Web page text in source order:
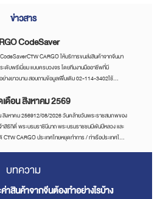
ข่าวสาร
CodeSaver
CARGO ให้บริการขนส่งสินค้าจากจีนมา
ะดับพรีเมี่ยม แบบครบวงจร โดยทีมงานมืออาชีพที่มี
างยาวนาน สอบถามข้อมูลเพิ่มเติม 02-114-3402ใช้
ดือน สิงหาคม 2569
สิงหาคม 256912/08/2026 วันคล้ายวันพระราชสมภพของ
าสิริกิติ์ พระบรมราชินีนาถ พระบรมราชชนนีพันปีหลวง และ
CTW CARGO ประเทศไทยหยุดทำการ / ท่าเรือประเทศไทย
าจากจีนมาไทยที่ CTW CARGOติดตามเราได้ที่
@ct
บทความ
าสินค้าจากจีนต้องทำอย่างไรบ้าง